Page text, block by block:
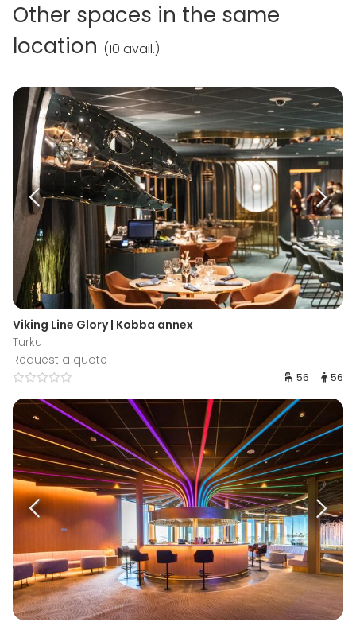
Other spaces in the same
location (10 avail.)
Viking Line Glory | Kobba annex
Turku
Request a quote
56 56